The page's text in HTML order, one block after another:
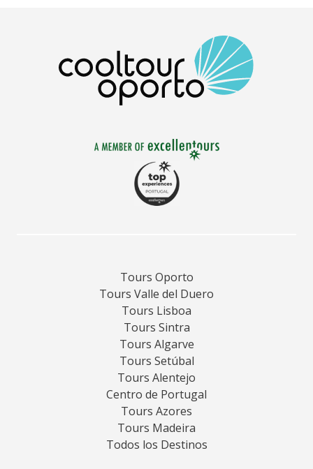
Tours Oporto
Tours Valle del Duero
Tours Lisboa
Tours Sintra
Tours Algarve
Tours Setúbal
Tours Alentejo
Centro de Portugal
Tours Azores
Tours Madeira
Todos los Destinos